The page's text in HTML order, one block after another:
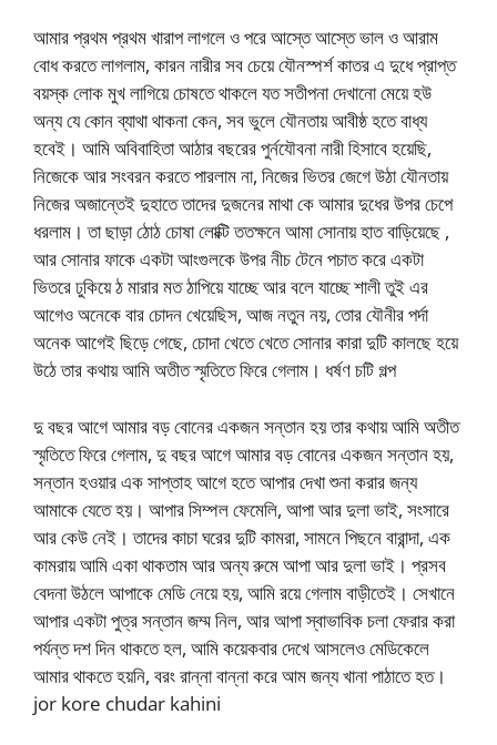
আমার প্রথম প্রথম খারাপ লাগলে ও পরে আস্তে আস্তে ভাল ও আরাম
বোধ করতে লাগলাম, কারন নারীর সব চেয়ে যৌনস্পর্শ কাতর এ দুধে প্রাপ্ত
বয়স্ক লোক মুখ লাগিয়ে চোষতে থাকলে যত সতীপনা দেখানো মেয়ে হউ
অন্য যে কোন ব্যাথা থাকনা কেন, সব ভুলে যৌনতায় আবীষ্ঠ হতে বাধ্য
হবেই। আমি অবিবাহিতা আঠার বছরের পুর্নযৌবনা নারী হিসাবে হয়েছি,
নিজেকে আর সংবরন করতে পারলাম না, নিজের ভিতর জেগে উঠা যৌনতায়
নিজের অজান্তেই দুহাতে তাদের দুজনের মাথা কে আমার দুধের উপর চেপে
ধরলাম। তা ছাড়া ঠোঠ চোষা লোক্টি ততক্ষনে আমা সোনায় হাত বাড়িয়েছে ,
আর সোনার ফাকে একটা আংগুলকে উপর নীচ টেনে পচাত করে একটা
ভিতরে ঢুকিয়ে ঠ মারার মত ঠাপিয়ে যাচ্ছে আর বলে যাচ্ছে শালী তুই এর
আগেও অনেকে বার চোদন খেয়েছিস, আজ নতুন নয়, তোর যৌনীর পর্দা
অনেক আগেই ছিড়ে গেছে, চোদা খেতে খেতে সোনার কারা দুটি কালছে হয়ে
উঠে তার কথায় আমি অতীত স্মৃতিতে ফিরে গেলাম। ধর্ষণ চটি গল্প
দু বছর আগে আমার বড় বোনের একজন সন্তান হয় তার কথায় আমি অতীত
স্মৃতিতে ফিরে গেলাম, দু বছর আগে আমার বড় বোনের একজন সন্তান হয়,
সন্তান হওয়ার এক সাপ্তাহ আগে হতে আপার দেখা শুনা করার জন্য
আমাকে যেতে হয়। আপার সিম্পল ফেমেলি, আপা আর দুলা ভাই, সংসারে
আর কেউ নেই। তাদের কাচা ঘরের দুটি কামরা, সামনে পিছনে বারান্দা, এক
কামরায় আমি একা থাকতাম আর অন্য রুমে আপা আর দুলা ভাই। প্রসব
বেদনা উঠলে আপাকে মেডি নেয়ে হয়, আমি রয়ে গেলাম বাড়ীতেই। সেখানে
আপার একটা পুত্র সন্তান জম্ম নিল, আর আপা স্বাভাবিক চলা ফেরার করা
পর্যন্ত দশ দিন থাকতে হল, আমি কয়েকবার দেখে আসলেও মেডিকেলে
আমার থাকতে হয়নি, বরং রান্না বান্না করে আম জন্য খানা পাঠাতে হত।
jor kore chudar kahini